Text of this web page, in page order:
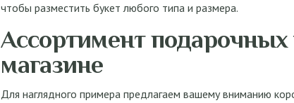
чтобы разместить букет любого типа и размера.
Ассортимент
магазине
Для наглядного примера предлагаем вашему вниманию